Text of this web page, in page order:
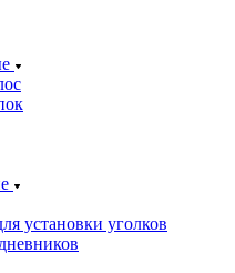
установки уголков